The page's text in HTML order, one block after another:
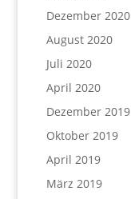
Dezember 2020
August 2020
Juli 2020
April 2020
Dezember 2019
Oktober 2019
April 2019
März 2019